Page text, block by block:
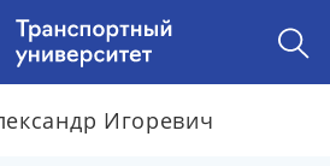
Игоревич